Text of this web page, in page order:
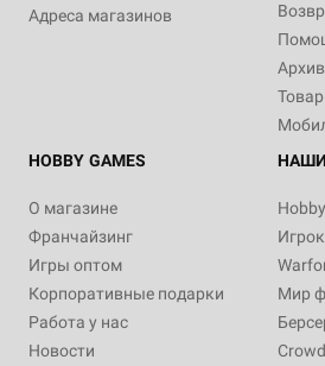
Адреса магазинов
HOBBY GAMES
О магазине
Франчайзинг
Игры оптом
Корпоративные подарки
Работа у нас
Новости
Мир